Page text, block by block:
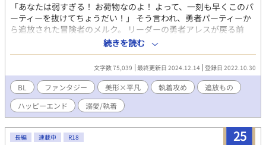
「あなたは弱すぎる！ お荷物なのよ！ よって、一刻も早くこのパ
ーティーを抜けてちょうだい！」 そう言われ、勇者パーティーか
ら追放された冒険者のメルク。 リーダーの勇者アレスが戻る前
に、元仲間たちに追い立てられるようにパーティーを抜けた。 だ
が数日後、何故か勇者がメルクを探しているという噂を酒場で聞
く。が、既に故郷に帰ってスローライフを送ろうとしていたメル
クは、絶対に見つからないと決意した。 みたいな追放ものの皮を
被った、頭おかしい執着攻めもの。 追いかけてくるまで説明ﾊｲﾘﾏ
ｧｽ ※完結致しました！お読みいただきありがとうございました！
シレッとBL大賞に応募していました！良ければ投票よろしくおね
がいします！
続きを読む
文字数 75,039 最終更新日 2024.12.14 登録日 2022.10.30
BL ファンタジー 美形×平凡 執着攻め
追放もの
ハッピーエンド
溺愛/執着
25
長編 連載中 R18